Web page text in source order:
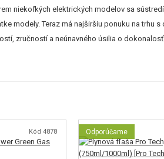
niekoľkých elektrických modelov sa
modely. Teraz má najširšiu ponuku na trhu
zručností a neúnavného úsilia o
Kód 4878 Odporúčame